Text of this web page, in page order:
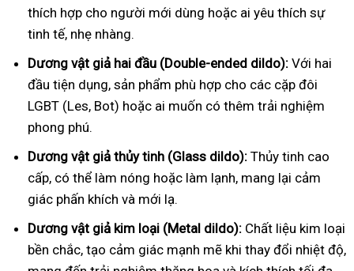
thích hợp cho người mới dùng hoặc ai yêu thích sự
tinh tế, nhẹ nhàng.
Dương vật giả hai đầu (Double-ended dildo): Với hai
đầu tiện dụng, sản phẩm phù hợp cho các cặp đôi
LGBT (Les, Bot) hoặc ai muốn có thêm trải nghiệm
phong phú.
Dương vật giả thủy tinh (Glass dildo): Thủy tinh cao
cấp, có thể làm nóng hoặc làm lạnh, mang lại cảm
giác phấn khích và mới lạ.
Dương vật giả kim loại (Metal dildo): Chất liệu kim loại
bền chắc, tạo cảm giác mạnh mẽ khi thay đổi nhiệt độ,